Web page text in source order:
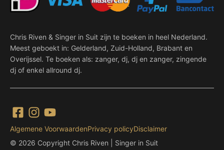
Chris Riven & Singer in Suit zijn te boeken in heel Nederland.
Meest geboekt in: Gelderland, Zuid-Holland, Brabant en
Overijssel. Te boeken als: zanger, dj, dj en zanger, zingende
dj of enkel allround dj.
© 2026 Copyright Chris Riven | Singer in Suit
Algemene VoorwaardenPrivacy policyDisclaimer